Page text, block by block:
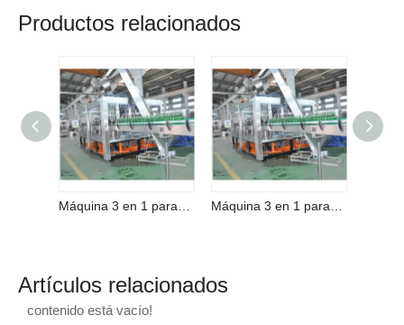
Productos relacionados
Artículos relacionados
contenido está vacío!